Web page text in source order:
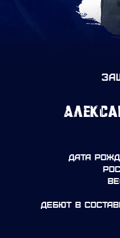
Дата
Дебют в